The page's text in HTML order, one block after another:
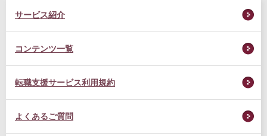
サービス紹介
コンテンツ一覧
転職支援サービス利用規約
よくあるご質問